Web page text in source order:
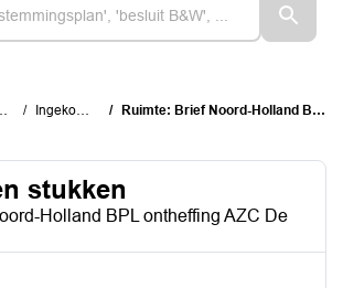
Ingekomen stukken Ruimte: Brief Noord-Holland BPL ontheffing AZC De Elta
stukken
Holland BPL ontheffing AZC De